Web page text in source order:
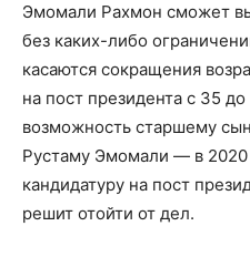
Эмомали Рахмон сможет
без каких-либо
касаются сокращения
на пост президента с 35
возможность старшему
Рустаму Эмомали — в 2020
кандидатуру на пост
решит отойти от дел.